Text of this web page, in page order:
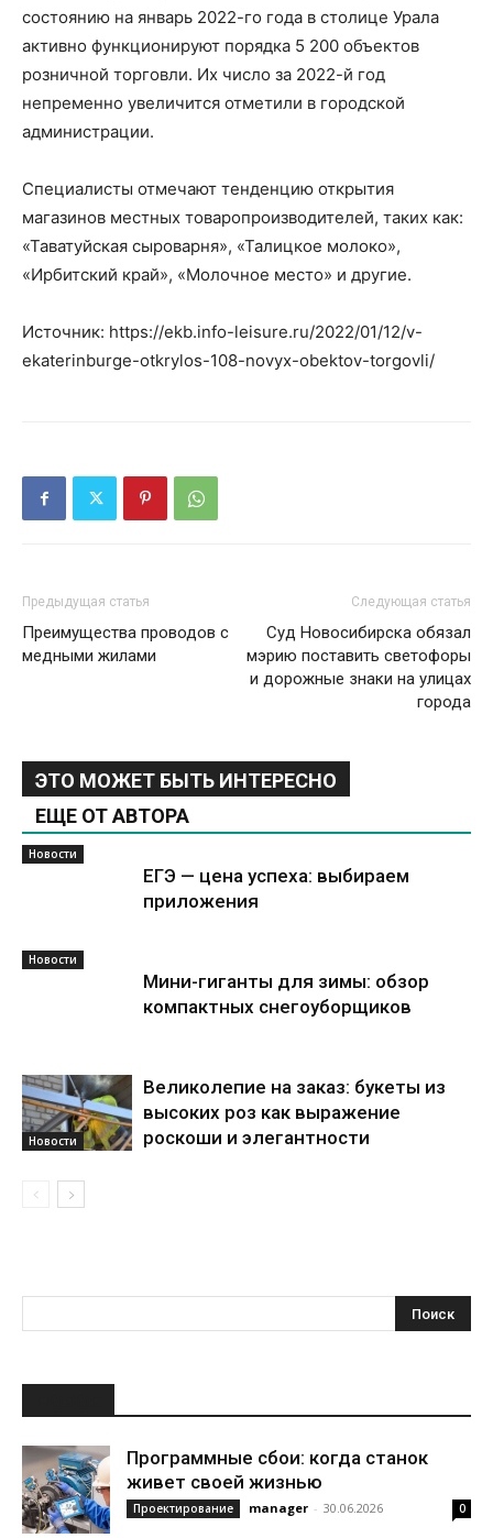
состоянию на январь 2022-го года в столице Урала
активно функционируют порядка 5 200 объектов
розничной торговли. Их число за 2022-й год
непременно увеличится отметили в городской
администрации.
Специалисты отмечают тенденцию открытия
магазинов местных товаропроизводителей, таких как:
«Таватуйская сыроварня», «Талицкое молоко»,
«Ирбитский край», «Молочное место» и другие.
Источник: https://ekb.info-leisure.ru/2022/01/12/v-
ekaterinburge-otkrylos-108-novyx-obektov-torgovli/
Предыдущая статья
Преимущества проводов с
медными жилами
Следующая статья
Суд Новосибирска обязал
мэрию поставить светофоры
и дорожные знаки на улицах
города
ЭТО МОЖЕТ БЫТЬ ИНТЕРЕСНО
ЕЩЕ ОТ АВТОРА
Новости
ЕГЭ — цена успеха: выбираем
приложения
Новости
Мини-гиганты для зимы: обзор
компактных снегоуборщиков
Новости
Великолепие на заказ: букеты из
высоких роз как выражение
роскоши и элегантности
Программные сбои: когда станок
живет своей жизнью
Проектирование manager - 30.06.2026 0